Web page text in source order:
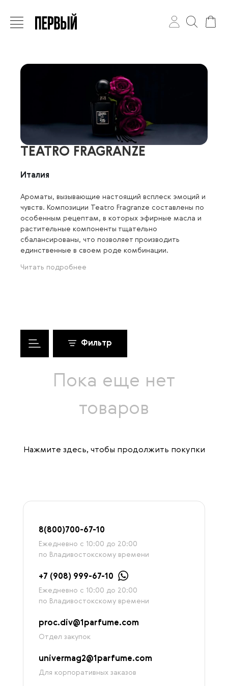
TEATRO FRAGRANZE
Италия
Ароматы, вызывающие настоящий всплеск эмоций и
чувств. Композиции Teatro Fragranze составлены по
особенным рецептам, в которых эфирные масла и
растительные компоненты тщательно
сбалансированы, что позволяет производить
единственные в своем роде комбинации.
Читать подробнее
Фильтр
Пока еще нет
товаров
Нажмите здесь, чтобы продолжить покупки
8(800)700-67-10
Ежедневно с 10:00 до 20:00
по Владивостокскому времени
+7 (908) 999-67-10
Ежедневно с 10:00 до 20:00
по Владивостокскому времени
proc.div@1parfume.com
Отдел закупок
univermag2@1parfume.com
Для корпоративных заказов